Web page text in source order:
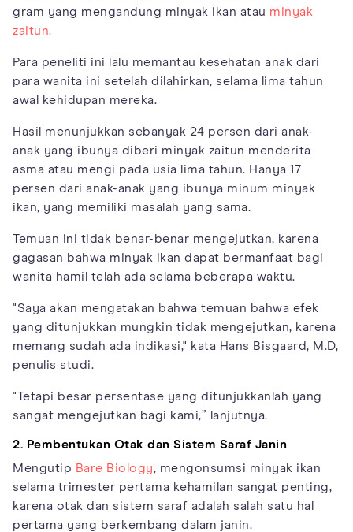
gram yang mengandung minyak ikan atau minyak
zaitun.
Para peneliti ini lalu memantau kesehatan anak dari
para wanita ini setelah dilahirkan, selama lima tahun
awal kehidupan mereka.
Hasil menunjukkan sebanyak 24 persen dari anak-
anak yang ibunya diberi minyak zaitun menderita
asma atau mengi pada usia lima tahun. Hanya 17
persen dari anak-anak yang ibunya minum minyak
ikan, yang memiliki masalah yang sama.
Temuan ini tidak benar-benar mengejutkan, karena
gagasan bahwa minyak ikan dapat bermanfaat bagi
wanita hamil telah ada selama beberapa waktu.
"Saya akan mengatakan bahwa temuan bahwa efek
yang ditunjukkan mungkin tidak mengejutkan, karena
memang sudah ada indikasi," kata Hans Bisgaard, M.D,
penulis studi.
"Tetapi besar persentase yang ditunjukkanlah yang
sangat mengejutkan bagi kami,” lanjutnya.
2. Pembentukan Otak dan Sistem Saraf Janin
Mengutip Bare Biology, mengonsumsi minyak ikan
selama trimester pertama kehamilan sangat penting,
karena otak dan sistem saraf adalah salah satu hal
pertama yang berkembang dalam janin.